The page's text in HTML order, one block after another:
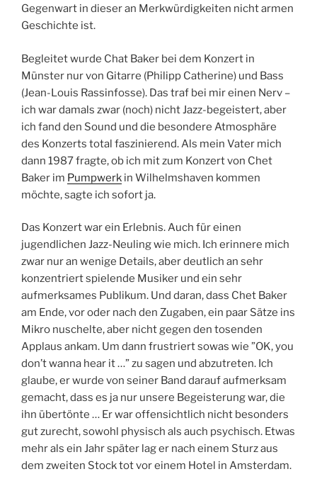
Gegenwart in dieser an Merkwürdigkeiten nicht armen
Geschichte ist.
Begleitet wurde Chat Baker bei dem Konzert in
Münster nur von Gitarre (Philipp Catherine) und Bass
(Jean-Louis Rassinfosse). Das traf bei mir einen Nerv –
ich war damals zwar (noch) nicht Jazz-begeistert, aber
ich fand den Sound und die besondere Atmosphäre
des Konzerts total faszinierend. Als mein Vater mich
dann 1987 fragte, ob ich mit zum Konzert von Chet
Baker im Pumpwerk in Wilhelmshaven kommen
möchte, sagte ich sofort ja.
Das Konzert war ein Erlebnis. Auch für einen
jugendlichen Jazz-Neuling wie mich. Ich erinnere mich
zwar nur an wenige Details, aber deutlich an sehr
konzentriert spielende Musiker und ein sehr
aufmerksames Publikum. Und daran, dass Chet Baker
am Ende, vor oder nach den Zugaben, ein paar Sätze ins
Mikro nuschelte, aber nicht gegen den tosenden
Applaus ankam. Um dann frustriert sowas wie ”OK, you
don’t wanna hear it …” zu sagen und abzutreten. Ich
glaube, er wurde von seiner Band darauf aufmerksam
gemacht, dass es ja nur unsere Begeisterung war, die
ihn übertönte … Er war offensichtlich nicht besonders
gut zurecht, sowohl physisch als auch psychisch. Etwas
mehr als ein Jahr später lag er nach einem Sturz aus
dem zweiten Stock tot vor einem Hotel in Amsterdam.